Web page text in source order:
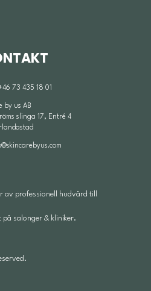
73 435 18 01
by us AB
slinga 17, Entré 4
av professionell hudvård till
salonger & kliniker.